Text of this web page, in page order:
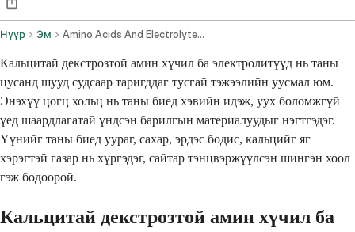
Нүүр Эм Amino Acids And Electrolytes In Dextrose With Calcium Intravenous Route
Кальцитай декстрозтой амин хүчил ба электролитүүд нь таны
цусанд шууд судсаар таригддаг тусгай тэжээлийн уусмал юм.
Энэхүү цогц хольц нь таны биед хэвийн идэж, уух боломжгүй
үед шаардлагатай үндсэн барилгын материалуудыг нэгтгэдэг.
Үүнийг таны биед уураг, сахар, эрдэс бодис, кальцийг яг
хэрэгтэй газар нь хүргэдэг, сайтар тэнцвэржүүлсэн шингэн хоол
гэж бодоорой.
Кальцитай декстрозтой амин хүчил ба